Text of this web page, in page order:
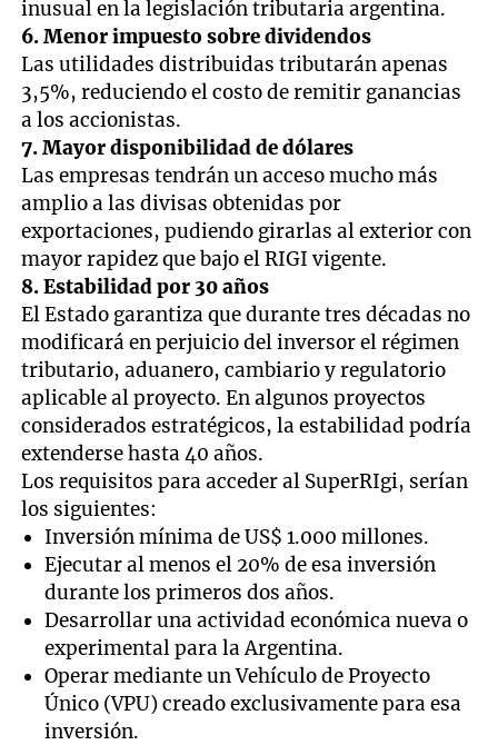
inusual en la legislación tributaria argentina.
6. Menor impuesto sobre dividendos
Las utilidades distribuidas tributarán apenas
3,5%, reduciendo el costo de remitir ganancias
a los accionistas.
7. Mayor disponibilidad de dólares
Las empresas tendrán un acceso mucho más
amplio a las divisas obtenidas por
exportaciones, pudiendo girarlas al exterior con
mayor rapidez que bajo el RIGI vigente.
8. Estabilidad por 30 años
El Estado garantiza que durante tres décadas no
modificará en perjuicio del inversor el régimen
tributario, aduanero, cambiario y regulatorio
aplicable al proyecto. En algunos proyectos
considerados estratégicos, la estabilidad podría
extenderse hasta 40 años.
Los requisitos para acceder al SuperRIgi, serían
los siguientes:
Inversión mínima de US$ 1.000 millones.
Ejecutar al menos el 20% de esa inversión
durante los primeros dos años.
Desarrollar una actividad económica nueva o
experimental para la Argentina.
Operar mediante un Vehículo de Proyecto
Único (VPU) creado exclusivamente para esa
inversión.